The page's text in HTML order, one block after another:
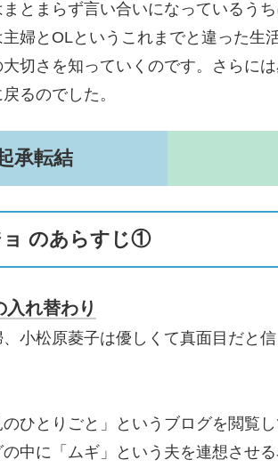
とまらず言い合いになっているう
婦とOLというこれまでと違った生
切さを知っていくのです。さらに
るのでした。
承転結
ョ のあらすじ①
れ替わり
小松原菱子は優しくて真面目だと
ひとりごと」というブログを閲覧
中に「ムギ」という夫を連想させ